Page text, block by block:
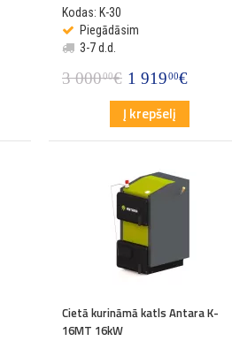
Kodas: K-30
Piegādāsim
3-7 d.d.
3 00000€ 1 91900€
Į krepšelį
Cietā kurināmā katls Antara K-
16MT 16kW